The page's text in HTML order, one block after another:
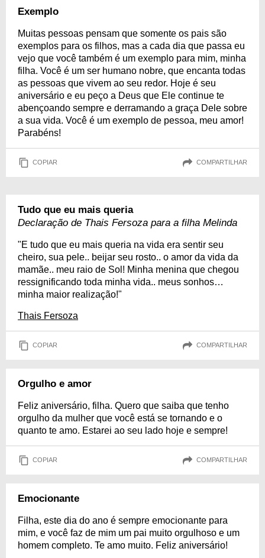
Exemplo
Muitas pessoas pensam que somente os pais são
exemplos para os filhos, mas a cada dia que passa eu
vejo que você também é um exemplo para mim, minha
filha. Você é um ser humano nobre, que encanta todas
as pessoas que vivem ao seu redor. Hoje é seu
aniversário e eu peço a Deus que Ele continue te
abençoando sempre e derramando a graça Dele sobre
a sua vida. Você é um exemplo de pessoa, meu amor!
Parabéns!
COPIAR COMPARTILHAR
Tudo que eu mais queria
Declaração de Thais Fersoza para a filha Melinda
"E tudo que eu mais queria na vida era sentir seu
cheiro, sua pele.. beijar seu rosto.. o amor da vida da
mamãe.. meu raio de Sol! Minha menina que chegou
ressignificando toda minha vida.. meus sonhos…
minha maior realização!"
Thais Fersoza
COPIAR COMPARTILHAR
Orgulho e amor
Feliz aniversário, filha. Quero que saiba que tenho
orgulho da mulher que você está se tornando e o
quanto te amo. Estarei ao seu lado hoje e sempre!
COPIAR COMPARTILHAR
Emocionante
Filha, este dia do ano é sempre emocionante para
mim, e você faz de mim um pai muito orgulhoso e um
homem completo. Te amo muito. Feliz aniversário!